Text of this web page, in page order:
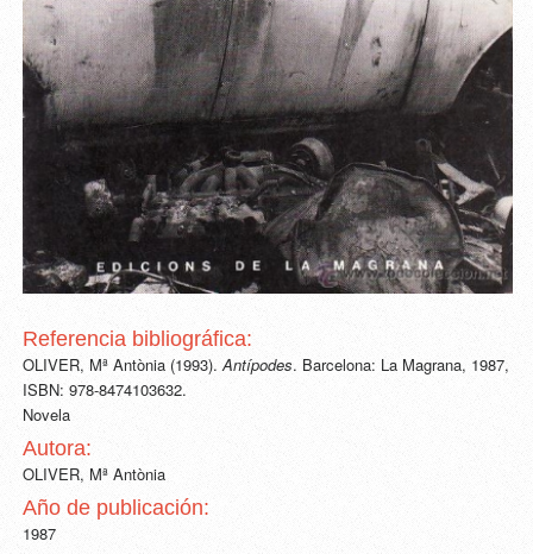
Referencia bibliográfica:
OLIVER, Mª Antònia (1993).Antípodes. Barcelona: La Magrana, 1987,
ISBN: 978-8474103632.
Novela
Autora:
OLIVER, Mª Antònia
Año de publicación:
1987